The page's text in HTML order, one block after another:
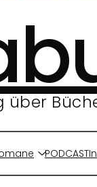
über
PODCAST